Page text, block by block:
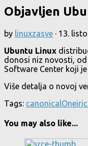
Objavljen
by linuxzasve · 13.
Ubuntu Linux
donosi niz novosti, od
Software Center koji
Više detalja o novoj
Tags: canonicalOneiric
You may also like...